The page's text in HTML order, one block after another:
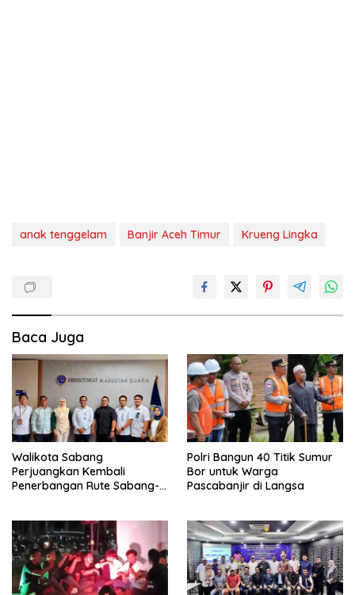
anak tenggelam Banjir Aceh Timur Krueng Lingka
Baca Juga
Walikota Sabang
Perjuangkan Kembali
Penerbangan Rute Sabang-
Polri Bangun 40 Titik Sumur
Bor untuk Warga
Pascabanjir di Langsa